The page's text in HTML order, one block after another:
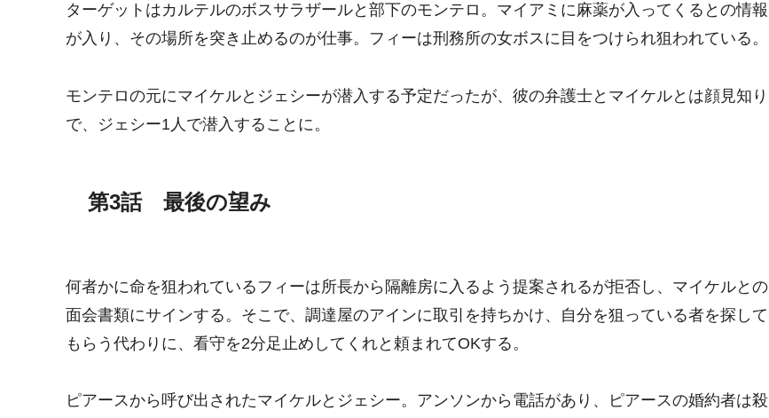
ターゲットはカルテルのボスサラザールと部下のモンテロ。マイアミに麻薬が入ってくるとの情報
が入り、その場所を突き止めるのが仕事。フィーは刑務所の女ボスに目をつけられ狙われている。
モンテロの元にマイケルとジェシーが潜入する予定だったが、彼の弁護士とマイケルとは顔見知り
で、ジェシー1人で潜入することに。
第3話 最後の望み
何者かに命を狙われているフィーは所長から隔離房に入るよう提案されるが拒否し、マイケルとの
面会書類にサインする。そこで、調達屋のアインに取引を持ちかけ、自分を狙っている者を探して
もらう代わりに、看守を2分足止めしてくれと頼まれてOKする。
ピアースから呼び出されたマイケルとジェシー。アンソンから電話があり、ピアースの婚約者は殺